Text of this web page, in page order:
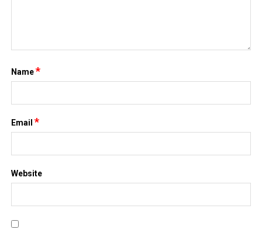
Name*
Email*
Website